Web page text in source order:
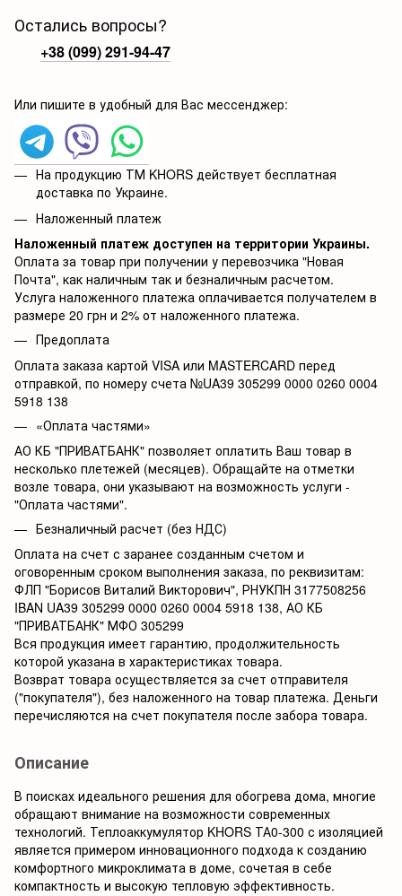
Остались вопросы?
+38 (099) 291-94-47
Или пишите в удобный для Вас мессенджер:
На продукцию ТМ KHORS действует бесплатная
доставка по Украине.
Наложенный платеж
Наложенный платеж доступен на территории Украины.
Оплата за товар при получении у перевозчика "Новая
Почта", как наличным так и безналичным расчетом.
Услуга наложенного платежа оплачивается получателем в
размере 20 грн и 2% от наложенного платежа.
Предоплата
Оплата заказа картой VISA или MASTERCARD перед
отправкой, по номеру счета №UA39 305299 0000 0260 0004
5918 138
«Оплата частями»
АО КБ "ПРИВАТБАНК" позволяет оплатить Ваш товар в
несколько плетежей (месяцев). Обращайте на отметки
возле товара, они указывают на возможность услуги -
"Оплата частями".
Безналичный расчет (без НДС)
Оплата на счет с заранее созданным счетом и
оговоренным сроком выполнения заказа, по реквизитам:
ФЛП "Борисов Виталий Викторович", РНУКПН 3177508256
IBAN UA39 305299 0000 0260 0004 5918 138, АО КБ
"ПРИВАТБАНК" МФО 305299
Вся продукция имеет гарантию, продолжительность
которой указана в характеристиках товара.
Возврат товара осуществляется за счет отправителя
("покупателя"), без наложенного на товар платежа. Деньги
перечисляются на счет покупателя после забора товара.
Описание
В поисках идеального решения для обогрева дома, многие
обращают внимание на возможности современных
технологий. Теплоаккумулятор KHORS ТА0-300 с изоляцией
является примером инновационного подхода к созданию
комфортного микроклимата в доме, сочетая в себе
компактность и высокую тепловую эффективность.